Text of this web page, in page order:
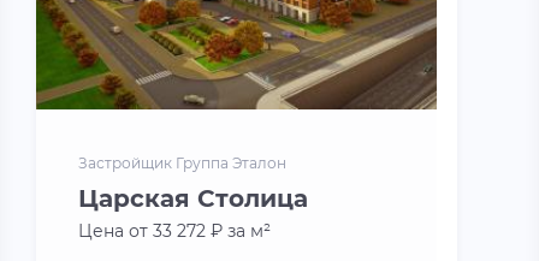
Застройщик Группа Эталон
Царская Столица
Цена от 33 272 ₽ за м²